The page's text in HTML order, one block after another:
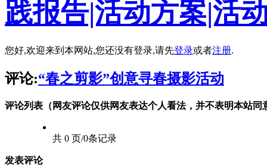
您好,欢迎来到本网站,您还没有登录,请先登录或者注册.
评论:“春之剪影”创意寻春摄影活动
评论列表（网友评论仅供网友表达个人看法，并不表明本站同
共 0 页/0条记录
发表评论